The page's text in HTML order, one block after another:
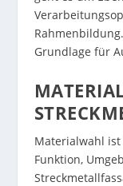
Grundlage für
Materialwahl
Funktion,